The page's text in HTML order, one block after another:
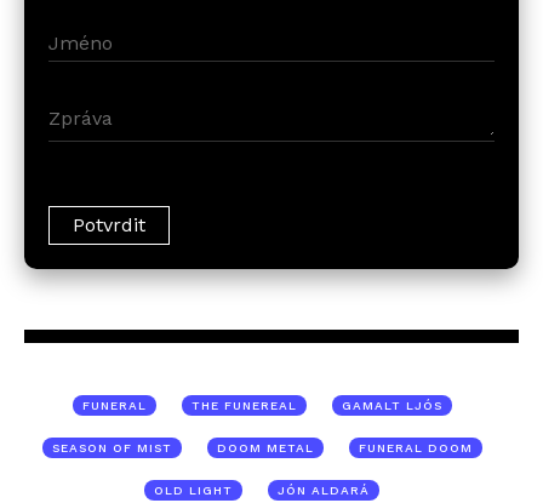
FUNERAL THE FUNEREAL GAMALT LJÓS
SEASON OF MIST DOOM METAL FUNERAL DOOM
OLD LIGHT JÓN ALDARÁ